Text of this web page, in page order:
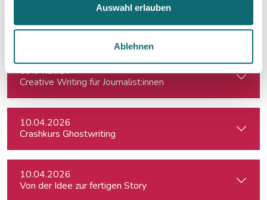
Auswahl erlauben
Ablehnen
Ihr Social-Media-Auftritt mit Canva: Designs, die begeistern
09.04.2026
Creative Writing für Journalist:innen
10.04.2026
Crashkurs Ghostwriting
10.04.2026
Von der Idee zur fertigen Story